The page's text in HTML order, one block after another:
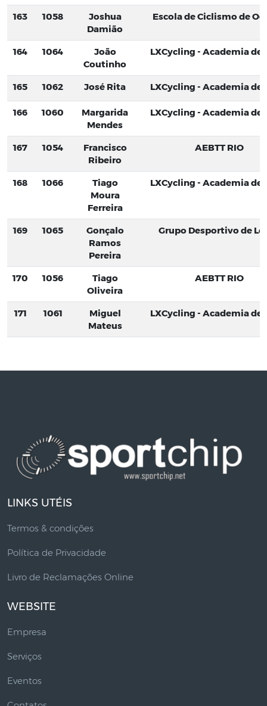
163 1058
Joshua
Damião
Escola de Ciclismo de
164 1064
João
Coutinho
LXCycling - Academia de
165 1062 José Rita LXCycling - Academia de
166 1060
Margarida
Mendes
LXCycling - Academia de
167 1054
Francisco
Ribeiro
AEBTT RIO
168 1066
Tiago
Moura
Ferreira
LXCycling - Academia de
169 1065
Gonçalo
Ramos
Pereira
Grupo Desportivo de
170 1056
Tiago
Oliveira
AEBTT RIO
171 1061
Miguel
Mateus
LXCycling - Academia de
LINKS UTÉIS
Termos & condições
Política de Privacidade
Livro de Reclamações Online
WEBSITE
Empresa
Serviços
Eventos